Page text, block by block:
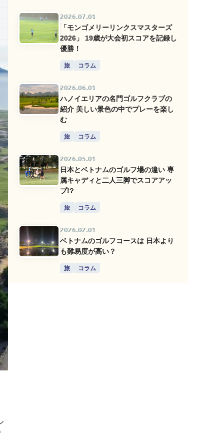
2026.07.01
「モンゴメリーリンクスマスターズ
2026」 19歳が大会初スコアを記録し
優勝！
旅 コラム
2026.06.01
ハノイエリアの名門ゴルフクラブの
紹介 美しい景色の中でプレーを楽し
む
旅 コラム
2026.05.01
日本とベトナムのゴルフ場の違い 専
属キャディと二人三脚でスコアアッ
プ!?
旅 コラム
2026.02.01
ベトナムのゴルフコースは 日本より
も難易度が高い？
旅 コラム